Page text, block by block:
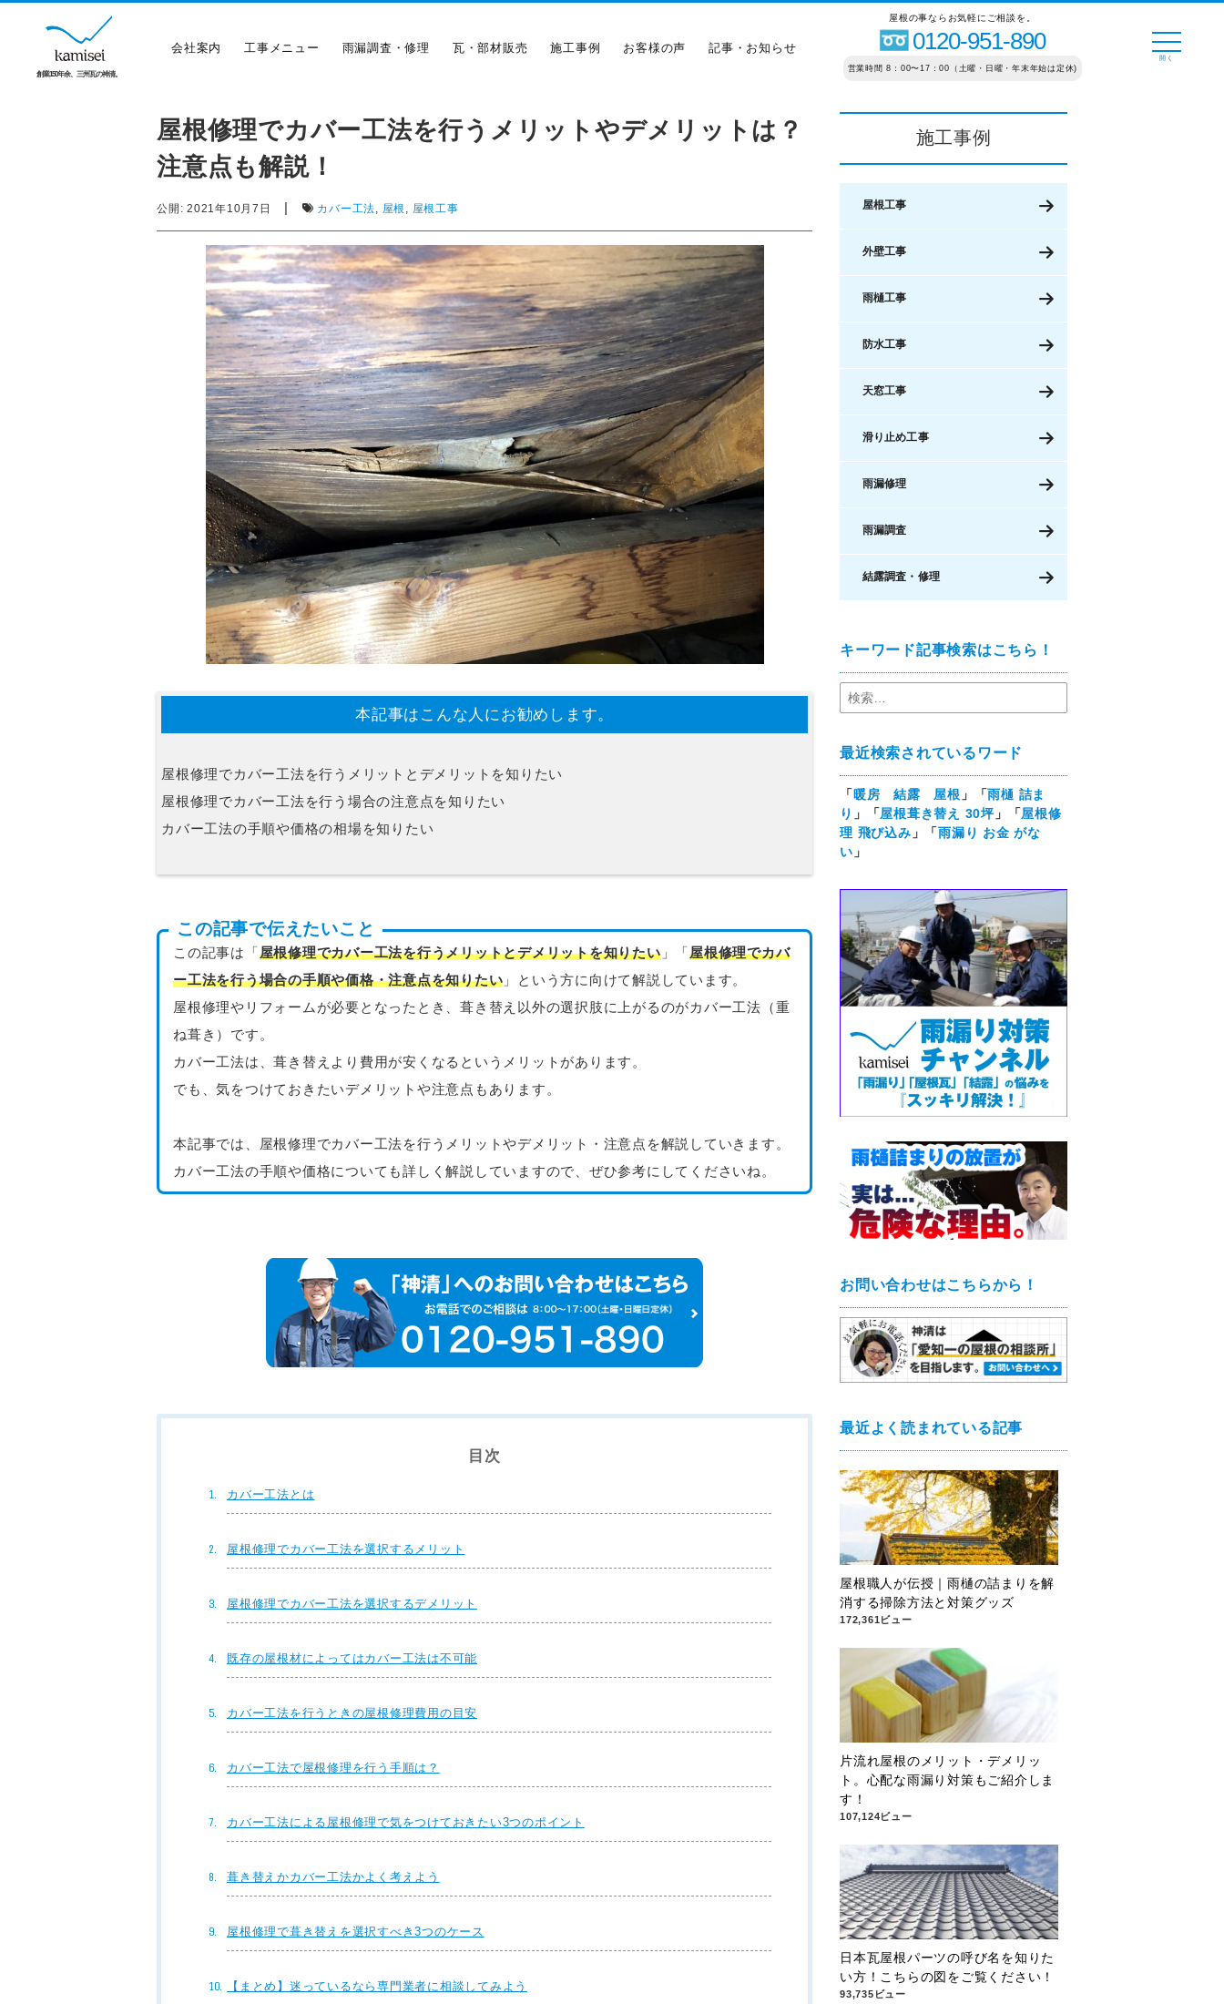
創業150年余、三州瓦の神清。
会社案内 工事メニュー 雨漏調査・修理 瓦・部材販売 施工事例 お客様の声 記事・お知らせ
屋根の事ならお気軽にご相談を。
0120-951-890
営業時間 8：00〜17：00（土曜・日曜・年末年始は定休)
屋根修理でカバー工法を行うメリットやデメリットは？
注意点も解説！
公開: 2021年10月7日 | カバー工法, 屋根 , 屋根工事
本記事はこんな人にお勧めします。
屋根修理でカバー工法を行うメリットとデメリットを知りたい
屋根修理でカバー工法を行う場合の注意点を知りたい
カバー工法の手順や価格の相場を知りたい
この記事で伝えたいこと
この記事は「屋根修理でカバー工法を行うメリットとデメリットを知りたい」「屋根修理でカバ
ー工法を行う場合の手順や価格・注意点を知りたい 」という方に向けて解説しています。
屋根修理やリフォームが必要となったとき、葺き替え以外の選択肢に上がるのがカバー工法（重
ね葺き）です。
カバー工法は、葺き替えより費用が安くなるというメリットがあります。
でも、気をつけておきたいデメリットや注意点もあります。
本記事では、屋根修理でカバー工法を行うメリットやデメリット・注意点を解説していきます。
カバー工法の手順や価格についても詳しく解説していますので、ぜひ参考にしてくださいね。
目次
カバー工法とは
屋根修理でカバー工法を選択するメリット
屋根修理でカバー工法を選択するデメリット
既存の屋根材によってはカバー工法は不可能
カバー工法を行うときの屋根修理費用の目安
カバー工法で屋根修理を行う手順は？
カバー工法による屋根修理で気をつけておきたい3つのポイント
葺き替えかカバー工法かよく考えよう
屋根修理で葺き替えを選択すべき3つのケース
【まとめ】迷っているなら専門業者に相談してみよう
施工事例
屋根工事
外壁工事
雨樋工事
防水工事
天窓工事
滑り止め工事
雨漏修理
雨漏調査
結露調査・修理
キーワード記事検索はこちら！
最近検索されているワード
「暖房 結露 屋根 」「雨樋 詰ま
り 」「屋根葺き替え 30坪」「屋根修
理 飛び込み 」「雨漏り お金 がな
い 」
お問い合わせはこちらから！
最近よく読まれている記事
屋根職人が伝授｜雨樋の詰まりを解
消する掃除方法と対策グッズ
172,361ビュー
片流れ屋根のメリット・デメリッ
ト。心配な雨漏り対策もご紹介しま
す！
107,124ビュー
日本瓦屋根パーツの呼び名を知りた
い方！こちらの図をご覧ください！
93,735ビュー